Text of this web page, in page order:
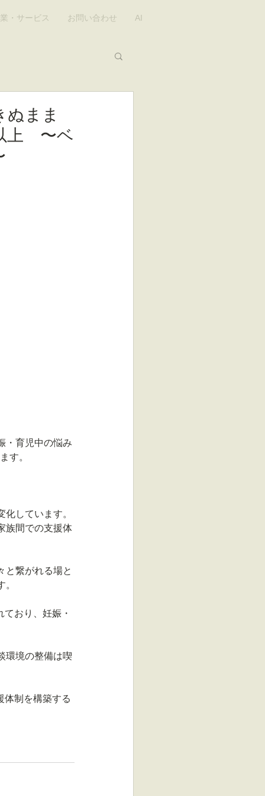
・サービス お問い合わせ AI
ぬまま
上 〜ベ
・育児中の悩み
す。
しています。
族間での支援体
と繋がれる場と
おり、妊娠・
環境の整備は喫
体制を構築する